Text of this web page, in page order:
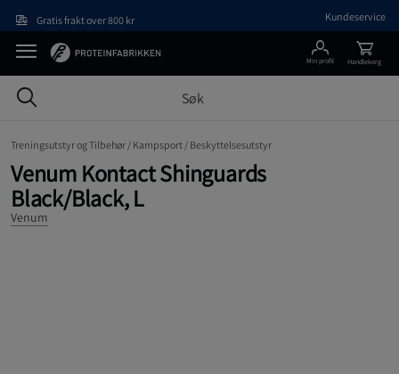
Gratis frakt over 800 kr Kundeservice
Min profil Handlekorg
Treningsutstyr og Tilbehør / Kampsport / Beskyttelsesutstyr
Venum Kontact Shinguards
Black/Black, L
Venum